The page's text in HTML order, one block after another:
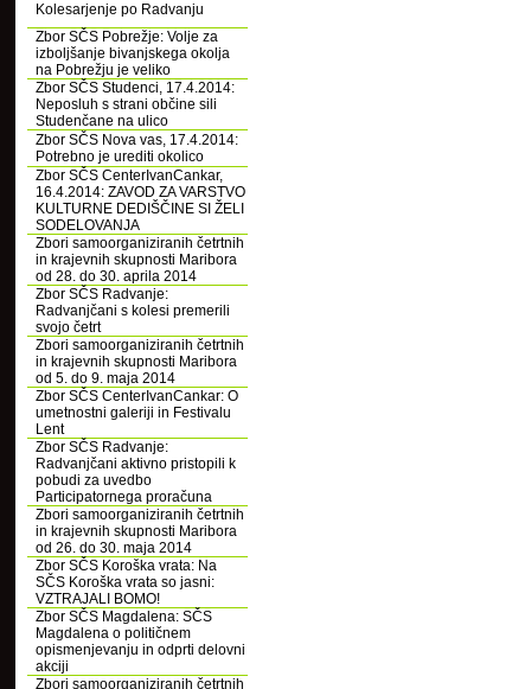
Kolesarjenje po Radvanju
Zbor SČS Pobrežje: Volje za
izboljšanje bivanjskega okolja
na Pobrežju je veliko
Zbor SČS Studenci, 17.4.2014:
Neposluh s strani občine sili
Studenčane na ulico
Zbor SČS Nova vas, 17.4.2014:
Potrebno je urediti okolico
Zbor SČS CenterIvanCankar,
16.4.2014: ZAVOD ZA VARSTVO
KULTURNE DEDIŠČINE SI ŽELI
SODELOVANJA
Zbori samoorganiziranih četrtnih
in krajevnih skupnosti Maribora
od 28. do 30. aprila 2014
Zbor SČS Radvanje:
Radvanjčani s kolesi premerili
svojo četrt
Zbori samoorganiziranih četrtnih
in krajevnih skupnosti Maribora
od 5. do 9. maja 2014
Zbor SČS CenterIvanCankar: O
umetnostni galeriji in Festivalu
Lent
Zbor SČS Radvanje:
Radvanjčani aktivno pristopili k
pobudi za uvedbo
Participatornega proračuna
Zbori samoorganiziranih četrtnih
in krajevnih skupnosti Maribora
od 26. do 30. maja 2014
Zbor SČS Koroška vrata: Na
SČS Koroška vrata so jasni:
VZTRAJALI BOMO!
Zbor SČS Magdalena: SČS
Magdalena o političnem
opismenjevanju in odprti delovni
akciji
Zbori samoorganiziranih četrtnih